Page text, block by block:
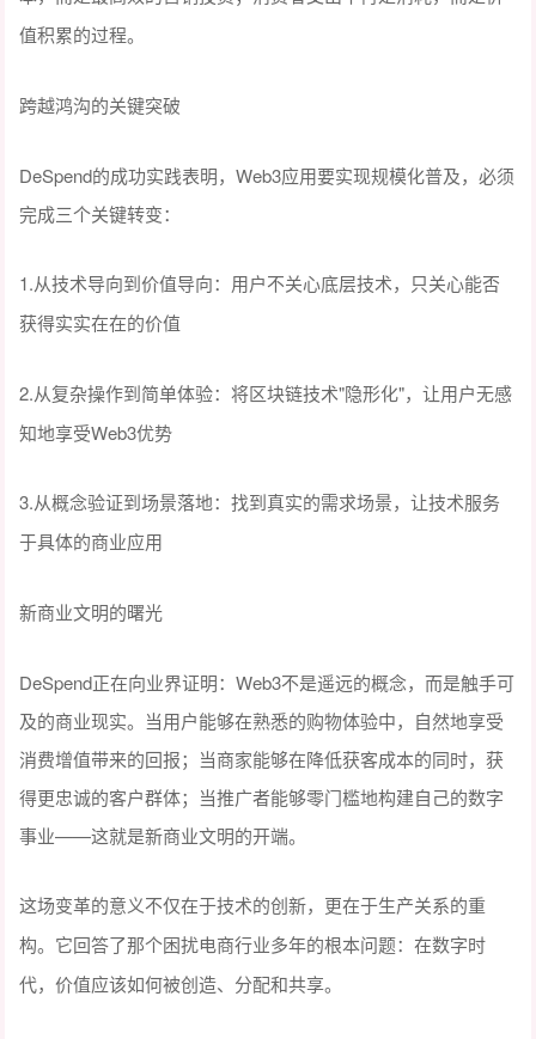
值积累的过程。
跨越鸿沟的关键突破
DeSpend的成功实践表明，Web3应用要实现规模化普及，必须
完成三个关键转变：
1.从技术导向到价值导向：用户不关心底层技术，只关心能否
获得实实在在的价值
2.从复杂操作到简单体验：将区块链技术"隐形化"，让用户无感
知地享受Web3优势
3.从概念验证到场景落地：找到真实的需求场景，让技术服务
于具体的商业应用
新商业文明的曙光
DeSpend正在向业界证明：Web3不是遥远的概念，而是触手可
及的商业现实。当用户能够在熟悉的购物体验中，自然地享受
消费增值带来的回报；当商家能够在降低获客成本的同时，获
得更忠诚的客户群体；当推广者能够零门槛地构建自己的数字
事业——这就是新商业文明的开端。
这场变革的意义不仅在于技术的创新，更在于生产关系的重
构。它回答了那个困扰电商行业多年的根本问题：在数字时
代，价值应该如何被创造、分配和共享。